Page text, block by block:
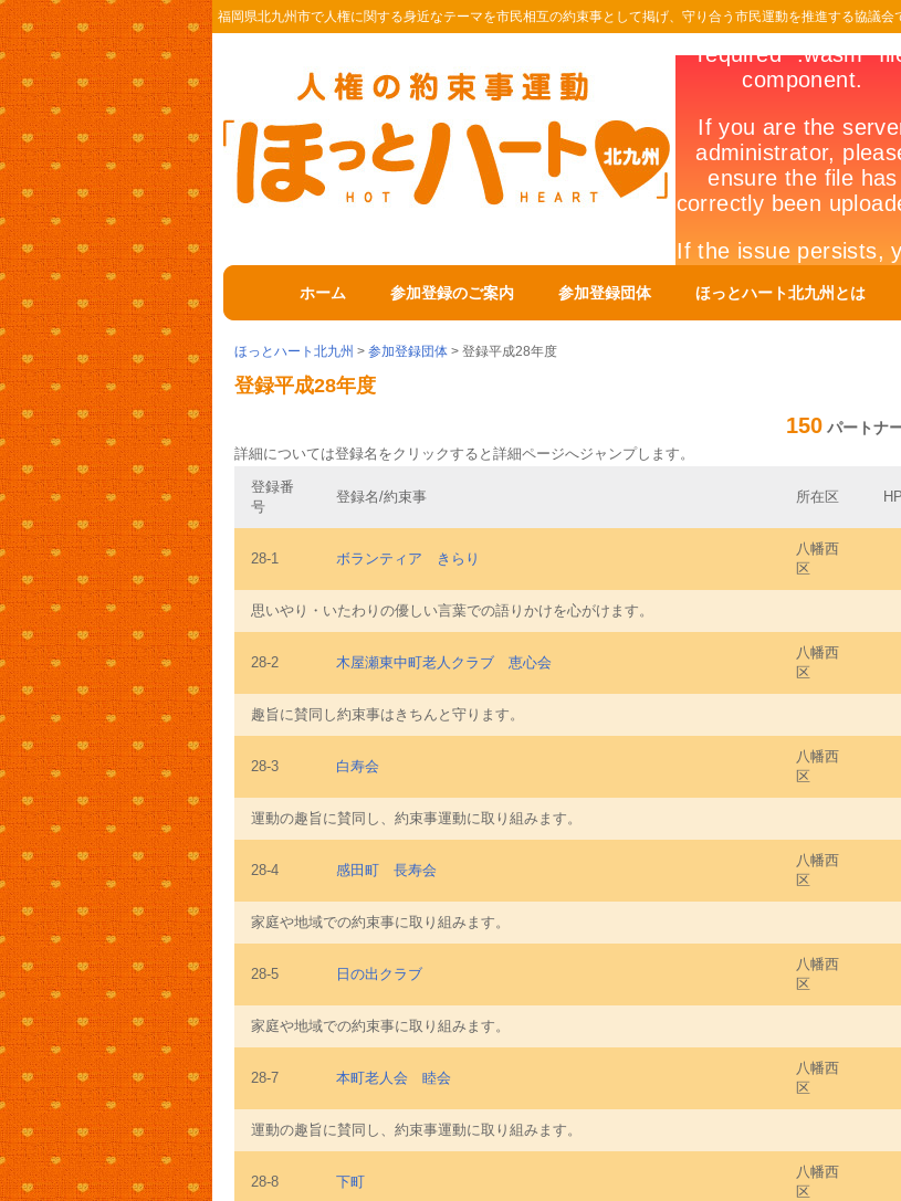
福岡県北九州市で人権に関する身近なテーマを市民相互の約束事として掲げ、守り合う市民運動を推進する協議会
ホーム 参加登録のご案内 参加登録団体 ほっとハート北九州とは
ほっとハート北九州 > 参加登録団体 > 登録平成28年度
登録平成28年度
150 パートナ
詳細については登録名をクリックすると詳細ページへジャンプします。
登録番
号
登録名/約束事 所在区 HP
28-1 ボランティア きらり
八幡西
区
思いやり・いたわりの優しい言葉での語りかけを心がけます。
28-2 木屋瀬東中町老人クラブ 恵心会
八幡西
区
趣旨に賛同し約束事はきちんと守ります。
28-3 白寿会
八幡西
区
運動の趣旨に賛同し、約束事運動に取り組みます。
28-4 感田町 長寿会
八幡西
区
家庭や地域での約束事に取り組みます。
28-5 日の出クラブ
八幡西
区
家庭や地域での約束事に取り組みます。
28-7 本町老人会 睦会
八幡西
区
運動の趣旨に賛同し、約束事運動に取り組みます。
28-8 下町
八幡西
区